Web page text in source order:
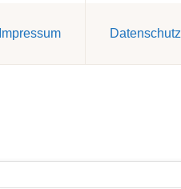
Impressum Datenschutz